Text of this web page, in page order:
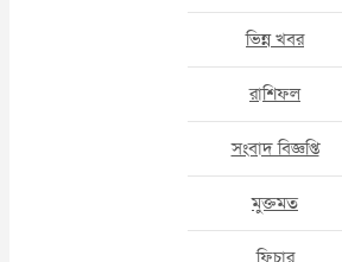
ভিন্ন খবর
রাশিফল
সংবাদ বিজ্ঞপ্তি
মুক্তমত
ফিচার